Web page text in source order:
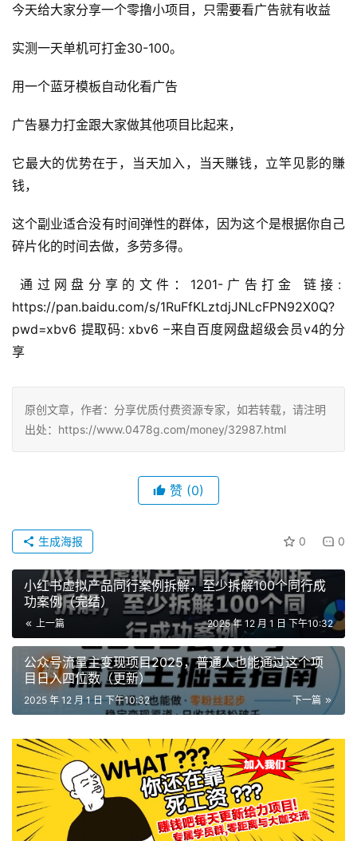
今天给大家分享一个零撸小项目，只需要看广告就有收益
实测一天单机可打金30-100。
用一个蓝牙模板自动化看广告
广告暴力打金跟大家做其他项目比起来，
它最大的优势在于，当天加入，当天賺钱，立竿见影的賺
钱，
这个副业适合没有时间弹性的群体，因为这个是根据你自己
碎片化的时间去做，多劳多得。
通过网盘分享的文件：1201-广告打金 链接:
https://pan.baidu.com/s/1RuFfKLztdjJNLcFPN92X0Q?
pwd=xbv6 提取码: xbv6 –来自百度网盘超级会员v4的分
享
原创文章，作者：分享优质付费资源专家，如若转载，请注明
出处：https://www.0478g.com/money/32987.html
赞 (0)
0 0
生成海报
小红书虚拟产品同行案例拆解，至少拆解100个同行成
功案例（完结）
上一篇 2025 年 12 月 1 日 下午10:32
公众号流量主变现项目2025，普通人也能通过这个项
目日入四位数（更新）
下一篇
2025 年 12 月 1 日 下午10:32